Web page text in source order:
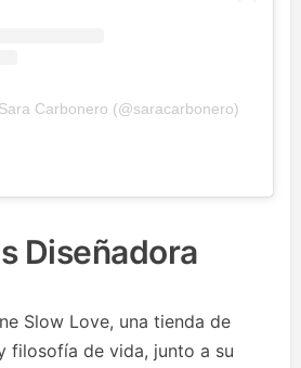
Carbonero (@saracarbonero)
Diseñadora
Slow Love, una tienda de
filosofía de vida, junto a su